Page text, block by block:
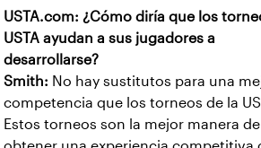
USTA.com: ¿Cómo diría que los
USTA ayudan a sus jugadores a
desarrollarse?
Smith: No hay sustitutos para una
competencia que los torneos de la
Estos torneos son la mejor manera de